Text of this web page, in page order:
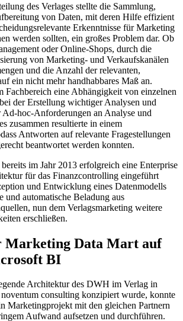
des Verlages stellte die Sammlung,
von Daten, mit deren Hilfe effizient
Erkenntnisse für Marketing
werden sollten, ein großes Problem dar. Ob
oder Online-Shops, durch die
von Marketing- und Verkaufskanälen
und die Anzahl der relevanten,
ein nicht mehr handhabbares Maß an.
Fachbereich eine Abhängigkeit von einzelnen
der Erstellung wichtiger Analysen und
Ad-hoc-Anforderungen an Analyse und
zusammen resultierte in einem
Antworten auf relevante Fragestellungen
beantwortet werden konnten.
im Jahr 2013 erfolgreich eine Enterprise
für das Finanzcontrolling eingeführt
und Entwicklung eines Datenmodells
und automatische Beladung aus
nun dem Verlagsmarketing weitere
erschließen.
Marketing Data Mart auf
BI
Architektur des DWH im Verlag in
consulting konzipiert wurde, konnte
Marketingprojekt mit den gleichen Partnern
Aufwand aufsetzen und durchführen.